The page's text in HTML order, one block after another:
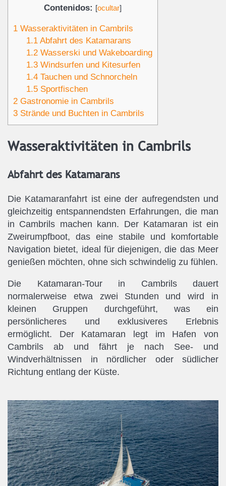
Contenidos: [ocultar]
1 Wasseraktivitäten in Cambrils
1.1Abfahrt des Katamarans
1.2Wasserski und Wakeboarding
1.3Windsurfen und Kitesurfen
1.4Tauchen und Schnorcheln
1.5Sportfischen
2 Gastronomie in Cambrils
3 Strände und Buchten in Cambrils
Wasseraktivitäten in Cambrils
Abfahrt des Katamarans
Die Katamaranfahrt ist eine der aufregendsten und
gleichzeitig entspannendsten Erfahrungen, die man
in Cambrils machen kann. Der Katamaran ist ein
Zweirumpfboot, das eine stabile und komfortable
Navigation bietet, ideal für diejenigen, die das Meer
genießen möchten, ohne sich schwindelig zu fühlen.
Die Katamaran-Tour in Cambrils dauert
normalerweise etwa zwei Stunden und wird in
kleinen Gruppen durchgeführt, was ein
persönlicheres und exklusiveres Erlebnis
ermöglicht. Der Katamaran legt im Hafen von
Cambrils ab und fährt je nach See- und
Windverhältnissen in nördlicher oder südlicher
Richtung entlang der Küste.